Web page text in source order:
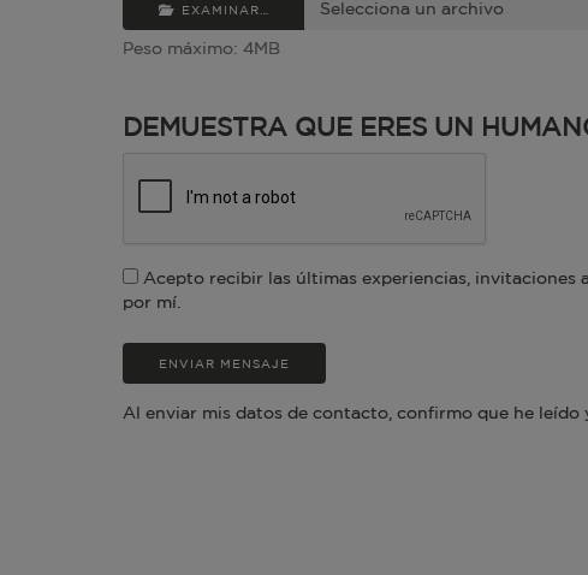
EXAMINAR…
Peso máximo: 4MB
DEMUESTRA QUE ERES UN
Acepto recibir las últimas experiencias,
por mí.
Al enviar mis datos de contacto, confirmo que he leído